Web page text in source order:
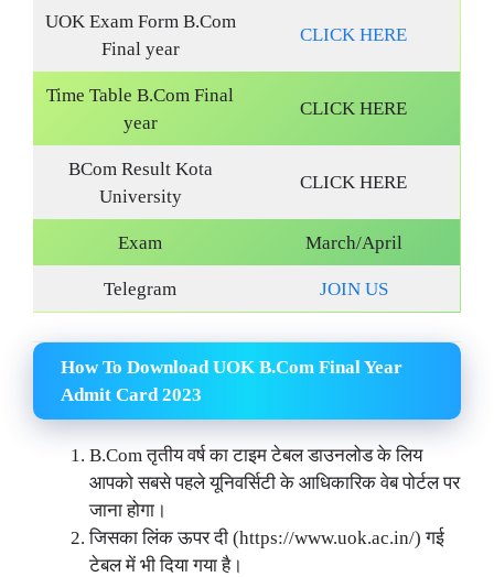
UOK Exam Form B.Com
Final year
CLICK HERE
Time Table B.Com Final
year
CLICK HERE
BCom Result Kota
University
CLICK HERE
Exam March/April
Telegram JOIN US
How To Download UOK B.Com Final Year
Admit Card 2023
B.Com तृतीय वर्ष का टाइम टेबल डाउनलोड के लिय
आपको सबसे पहले यूनिवर्सिटी के आधिकारिक वेब पोर्टल पर
जाना होगा।
जिसका लिंक ऊपर दी (https://www.uok.ac.in/) गई
टेबल में भी दिया गया है।